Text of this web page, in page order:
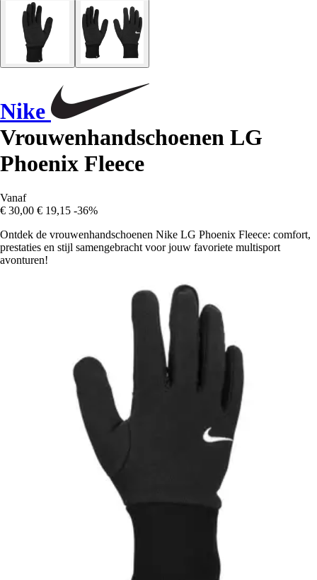
Nike
Vrouwenhandschoenen LG
Phoenix Fleece
Vanaf
€ 30,00 € 19,15 -36%
Ontdek de vrouwenhandschoenen Nike LG Phoenix Fleece: comfort,
prestaties en stijl samengebracht voor jouw favoriete multisport
avonturen!